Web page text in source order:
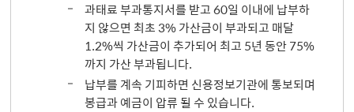
과태료 부과통지서를 받고 60일 이내에 납부하
지 않으면 최초 3% 가산금이 부과되고 매달
1.2%씩 가산금이 추가되어 최고 5년 동안 75%
까지 가산 부과됩니다.
납부를 계속 기피하면 신용정보기관에 통보되며
봉급과 예금이 압류 될 수 있습니다.